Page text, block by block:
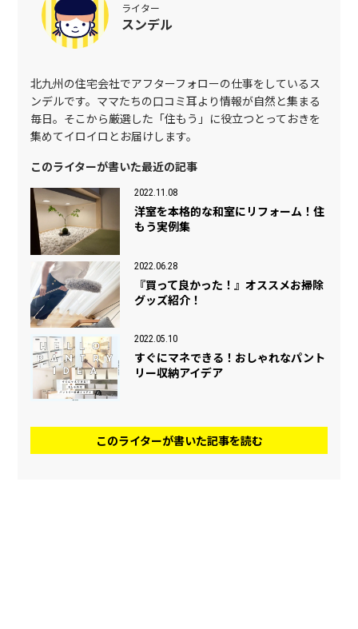
ライター
スンデル
北九州の住宅会社でアフターフォローの仕事をしているス
ンデルです。ママたちの口コミ耳より情報が自然と集まる
毎日。そこから厳選した「住もう」に役立つとっておきを
集めてイロイロとお届けします。
このライターが書いた最近の記事
2022.11.08
洋室を本格的な和室にリフォーム！住
もう実例集
2022.06.28
『買って良かった！』オススメお掃除
グッズ紹介！
2022.05.10
すぐにマネできる！おしゃれなパント
リー収納アイデア
このライターが書いた記事を読む